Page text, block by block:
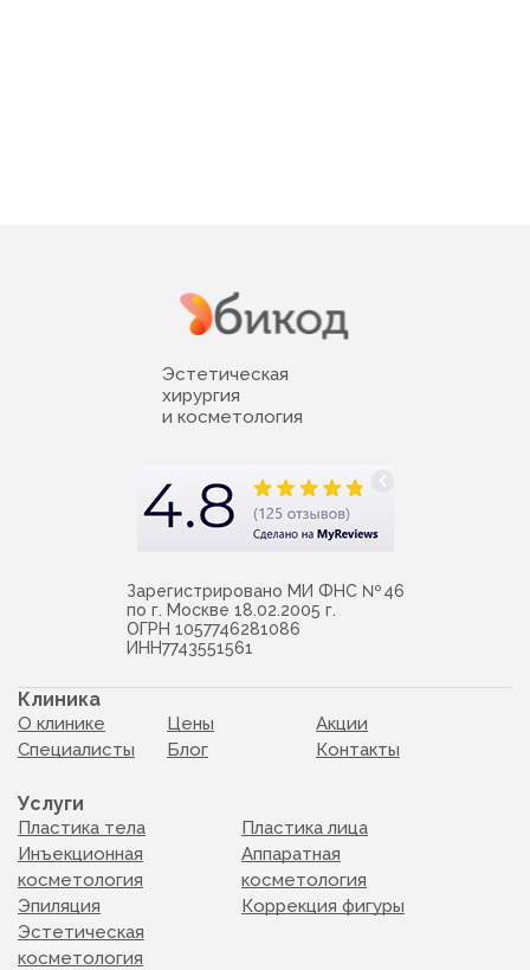
Эстетическая
хирургия
и косметология
Зарегистрировано МИ ФНС № 46
по г. Москве 18.02.2005 г.
ОГРН 1057746281086
ИНН7743551561
Клиника
О клинике Цены
Акции
Специалисты
Блог Контакты
Услуги
Пластика тела
Пластика лица
Инъекционная
косметология
Аппаратная
косметология
Эпиляция
Коррекция фигуры
Эстетическая
косметология